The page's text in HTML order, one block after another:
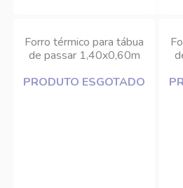
Forro térmico para tábua
de passar 1,40x0,60m
PRODUTO ESGOTADO